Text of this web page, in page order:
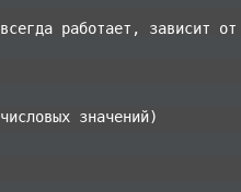
работает, зависит от
значений)